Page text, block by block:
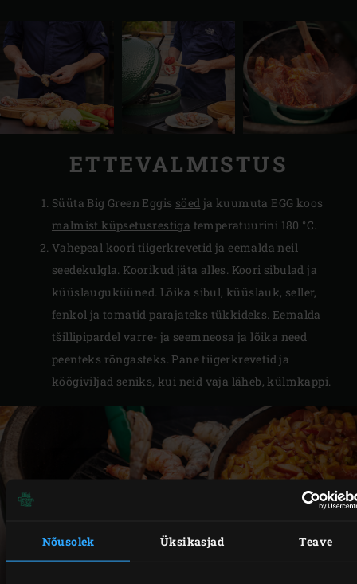
Nõusolek Üksikasjad Teave
ETTEVALMISTUS
Süüta Big Green Eggis söed ja kuumuta EGG koos
malmist küpsetusrestiga temperatuurini 180 °C.
Vahepeal koori tiigerkrevetid ja eemalda neil
seedekulgla. Koorikud jäta alles. Koori sibulad ja
küüslauguküüned. Lõika sibul, küüslauk, seller,
fenkol ja tomatid parajateks tükkideks. Eemalda
tšillipipardel varre- ja seemneosa ja lõika need
peenteks rõngasteks. Pane tiigerkrevetid ja
köögiviljad seniks, kui neid vaja läheb, külmkappi.